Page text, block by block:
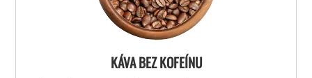
KÁVA BEZ KOFEÍNU